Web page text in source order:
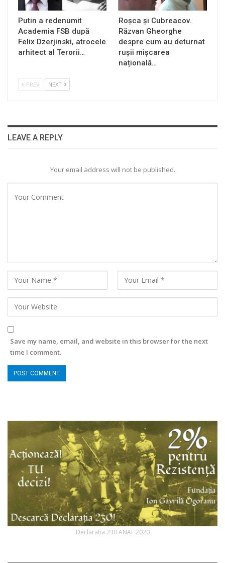
Putin a redenumit
Academia FSB după
Felix Dzerjinski, atrocele
arhitect al Terorii…
Roșca și Cubreacov.
Răzvan Gheorghe
despre cum au deturnat
rușii mișcarea
națională…
PREV NEXT
LEAVE A REPLY
Your email address will not be published.
Save my name, email, and website in this browser for the next
time I comment.
Declaratia 230 ANAF 2020